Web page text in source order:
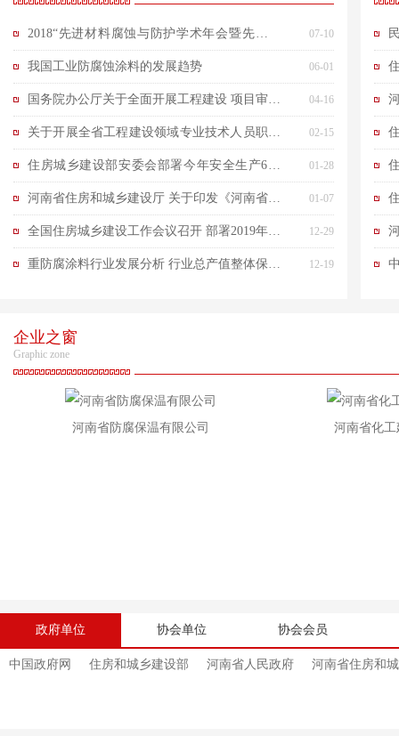
2018“先进材料腐蚀与防护学术年会暨先进材
料（工业涂料）技术与产品博览会”
07-10
我国工业防腐蚀涂料的发展趋势 06-01
国务院办公厅关于全面开展工程建设 项目审批
制度改革的实施意见
04-16
关于开展全省工程建设领域专业技术人员职业
资格“挂证”等违法违规行为专项整治的通知
02-15
住房城乡建设部安委会部署今年安全生产6项
重点工作
01-28
河南省住房和城乡建设厅 关于印发《河南省工
程质量评价体系试点工作实施方案》的通知
01-07
全国住房城乡建设工作会议召开 部署2019年十
大重点任务
12-29
重防腐涂料行业发展分析 行业总产值整体保持 12-19
河
工
企业之窗
Graphic zone
河南省防腐保温有限公司 河南省化
政府单位 协会单位 协会会员
中国政府网 住房和城乡建设部 河南省人民政府 河南省住房和